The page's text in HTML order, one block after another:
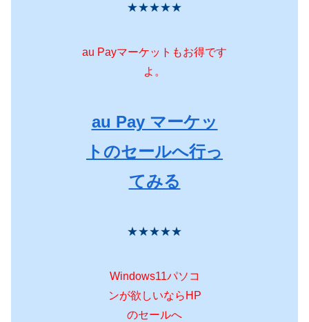
★★★★★
au Payマーケットもお得です
よ。
au Pay マーケッ
トのセールへ行っ
てみる
★★★★★
Windows11パソコ
ンが欲しいならHP
のセールへ